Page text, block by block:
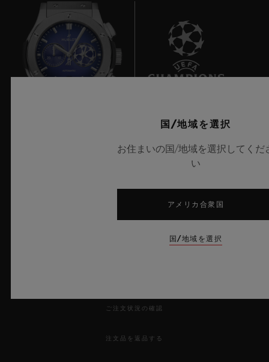
ご注文状況の確認
注文品を返品する
国/地域を選択
お住まいの国/地域を選択してくだ
い
アメリカ合衆国
国/地域を選択